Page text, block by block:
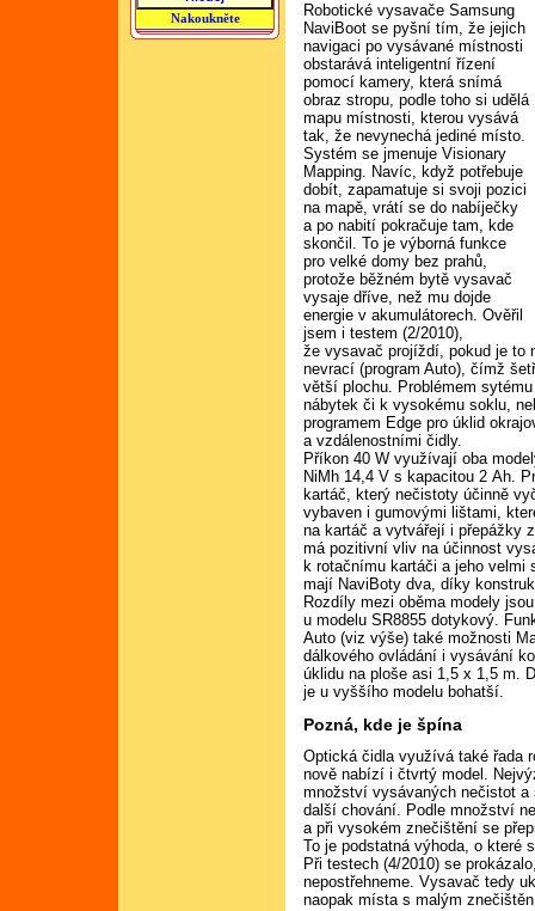
Nakoukněte
Robotické vysavače Samsung
NaviBoot se pyšní tím, že jejich
navigaci po vysávané místnosti
obstarává inteligentní řízení
pomocí kamery, která snímá
obraz stropu, podle toho si udělá
mapu místnosti, kterou vysává
tak, že nevynechá jediné místo.
Systém se jmenuje Visionary
Mapping. Navíc, když potřebuje
dobít, zapamatuje si svoji pozici
na mapě, vrátí se do nabíječky
a po nabití pokračuje tam, kde
skončil. To je výborná funkce
pro velké domy bez prahů,
protože běžném bytě vysavač
vysaje dříve, než mu dojde
energie v akumulátorech. Ověřil
jsem i testem (2/2010),
že vysavač projíždí, pokud je to
nevrací (program Auto), čímž
větší plochu. Problémem
nábytek či k vysokému soklu,
programem Edge pro úklid
a vzdálenostními čidly.
Příkon 40 W využívají oba
NiMh 14,4 V s kapacitou 2 Ah.
kartáč, který nečistoty účinně
vybaven i gumovými lištami,
na kartáč a vytvářejí i přepážky
má pozitivní vliv na účinnost
k rotačnímu kartáči a jeho
mají NaviBoty dva, díky
Rozdíly mezi oběma modely
u modelu SR8855 dotykový.
Auto (viz výše) také možnosti
dálkového ovládání i vysávání
úklidu na ploše asi 1,5 x 1,5 m.
je u vyššího modelu bohatší.
Pozná, kde je špína
Optická čidla využívá také řada
nově nabízí i čtvrtý model.
množství vysávaných nečistot a
další chování. Podle množství
a při vysokém znečištění se
To je podstatná výhoda, o které
Při testech (4/2010) se
nepostřehneme. Vysavač tedy
naopak místa s malým